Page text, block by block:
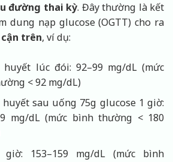
đường thai kỳ. Đây thường là kết
dung nạp glucose (OGTT) cho ra
trên, ví dụ:
lúc đói: 92–99 mg/dL (mức
< 92 mg/dL)
sau uống 75g glucose 1 giờ:
mg/dL (mức bình thường < 180
153–159 mg/dL (mức bình